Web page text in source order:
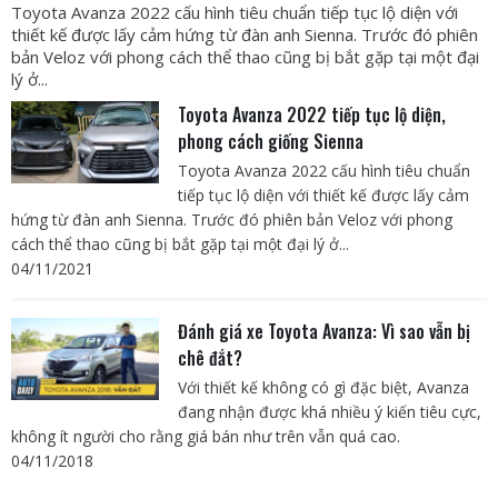
Toyota Avanza 2022 cấu hình tiêu chuẩn tiếp tục lộ diện với
thiết kế được lấy cảm hứng từ đàn anh Sienna. Trước đó phiên
bản Veloz với phong cách thể thao cũng bị bắt gặp tại một đại
lý ở...
Toyota Avanza 2022 tiếp tục lộ diện,
phong cách giống Sienna
Toyota Avanza 2022 cấu hình tiêu chuẩn
tiếp tục lộ diện với thiết kế được lấy cảm
hứng từ đàn anh Sienna. Trước đó phiên bản Veloz với phong
cách thể thao cũng bị bắt gặp tại một đại lý ở...
04/11/2021
Đánh giá xe Toyota Avanza: Vì sao vẫn bị
chê đắt?
Với thiết kế không có gì đặc biệt, Avanza
đang nhận được khá nhiều ý kiến tiêu cực,
không ít người cho rằng giá bán như trên vẫn quá cao.
04/11/2018